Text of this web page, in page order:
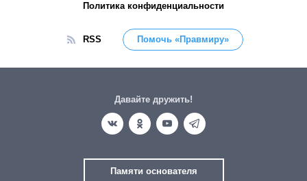
Политика конфиденциальности
RSS Помочь «Правмиру»
Давайте дружить!
Памяти основателя